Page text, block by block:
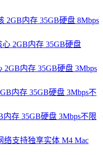
2GB内存 35GB硬盘 8Mbps
2GB内存 35GB硬盘 3Mbps
内存 35GB硬盘 3Mbps不限